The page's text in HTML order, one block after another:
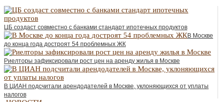
ЦБ создаст совместно с банками стандарт ипотечных продуктов
В Москве
до конца года достроят 54 проблемных ЖК
Риелторы зафиксировали рост цен на аренду жилья в Москве
В ЦИАН подсчитали арендодателей в Москве, уклоняющихся от уплаты
налогов